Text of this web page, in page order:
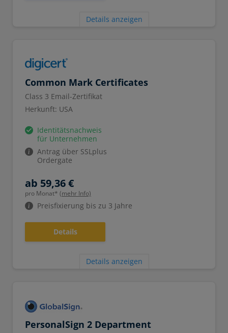
Details anzeigen
Common Mark Certificates
Class 3 Email-Zertifikat
Herkunft: USA
Identitätsnachweis
für Unternehmen
Antrag über SSLplus
Ordergate
ab 59,36 €
pro Monat* (mehr Info)
Preisfixierung bis zu 3 Jahre
Details
Details anzeigen
PersonalSign 2 Department